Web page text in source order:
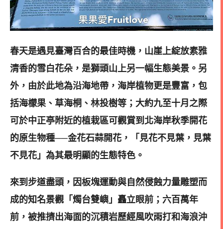
春天是遇見臺灣百合的最佳時機，山崖上綻放素雅
清香的雪白花朵，是獅頭山上另一幅生態美景。另
外，由於此地為沿海地帶，海岸植物更是豐富，包
括海檬果、草海桐、林投樹等；大約九至十月之際
可於中正亭附近的植栽區可觀賞到北海岸秋季開花
的原生物種──金花石蒜開花，「見花不見葉，見葉
不見花」為其最明顯的生態特色。
來到步道盡頭，因板塊運動與自然侵蝕力量雕塑而
成的知名景觀「燭台雙嶼」矗立眼前；六百萬年
前，被推擠出海面的沉積岩歷經風吹雨打和海浪沖